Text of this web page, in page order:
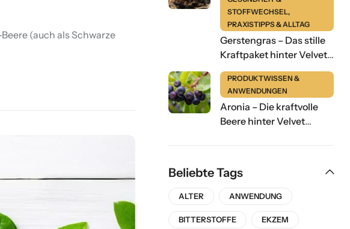
(auch als Schwarze
STOFFWECHSEL,
PRAXISTIPPS & ALLTAG
Gerstengras – Das stille
Kraftpaket hinter Velvet
Evergreens
PRODUKTWISSEN &
ANWENDUNGEN
Aronia – Die kraftvolle
Beere hinter Velvet
Beliebte Tags
ALTER ANWENDUNG
BITTERSTOFFE EKZEM